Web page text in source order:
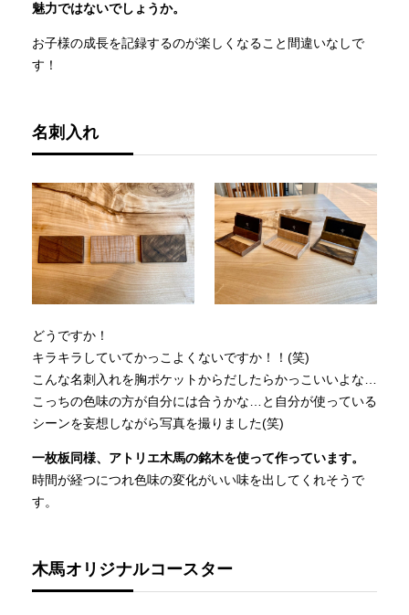
魅力ではないでしょうか。
お子様の成長を記録するのが楽しくなること間違いなしで
す！
名刺入れ
どうですか！
キラキラしていてかっこよくないですか！！(笑)
こんな名刺入れを胸ポケットからだしたらかっこいいよな…
こっちの色味の方が自分には合うかな…と自分が使っている
シーンを妄想しながら写真を撮りました(笑)
一枚板同様、アトリエ木馬の銘木を使って作っています。
時間が経つにつれ色味の変化がいい味を出してくれそうで
す。
木馬オリジナルコースター